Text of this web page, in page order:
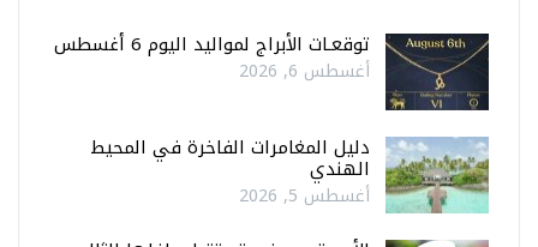
توقعـات الأبراج لمواليد اليوم 6 أغسطس
أغسطس 6, 2026
دليل المغامرات الفاخرة في المحيط
الهندي
أغسطس 5, 2026